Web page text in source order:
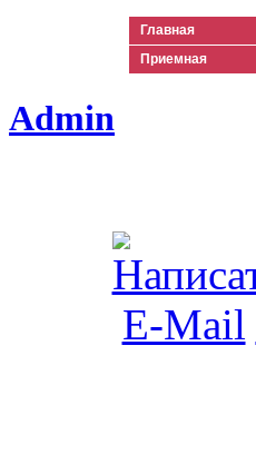
Главная
Приемная
Admin